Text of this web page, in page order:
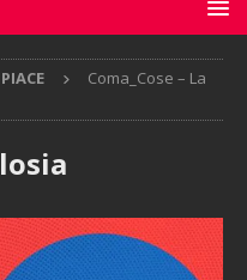
Coma_Cose – La